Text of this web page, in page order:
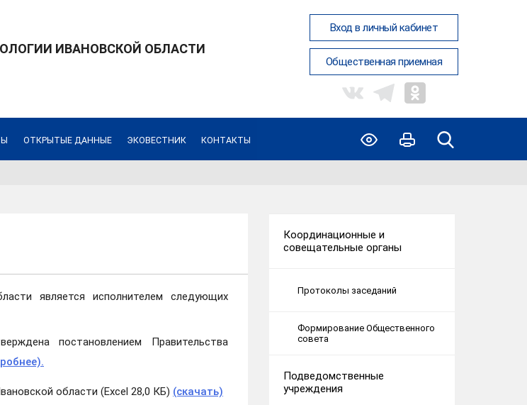
ИВАНОВСКОЙ ОБЛАСТИ
Вход в личный кабинет
Общественная приемная
ОТКРЫТЫЕ ДАННЫЕ ЭКОВЕСТНИК КОНТАКТЫ
является исполнителем следующих
постановлением Правительства
области (Excel 28,0 КБ) (скачать)
Координационные и
совещательные органы
Протоколы заседаний
Формирование Общественного
совета
Подведомственные
учреждения